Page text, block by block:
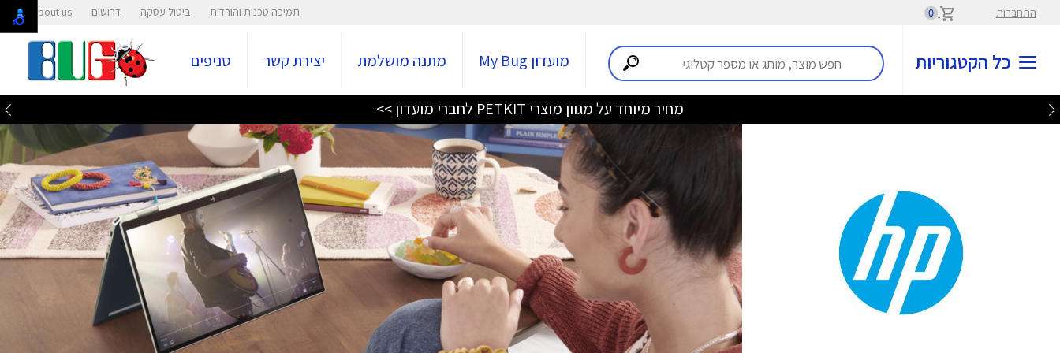
התחברות 0 תמיכה טכנית והורדות ביטול עסקה דרושים About us
כל הקטגוריות מועדון My Bug מתנה מושלמת יצירת קשר סניפים
מחיר מיוחד על מגוון מוצרי PETKIT לחברי מועדון >>